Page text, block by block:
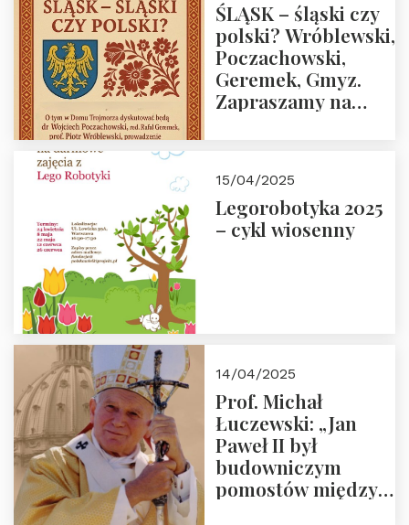
ŚLĄSK – śląski czy
polski? Wróblewski,
Poczachowski,
Geremek, Gmyz.
Zapraszamy na
Trójmorza.
15/04/2025
Legorobotyka 2025
– cykl wiosenny
14/04/2025
Prof. Michał
Łuczewski: „Jan
Paweł II był
budowniczym
pomostów między